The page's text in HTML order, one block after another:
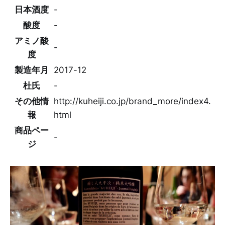
日本酒度 -
酸度
-
アミノ酸
度
-
製造年月
2017-12
杜氏
-
その他情
報
http://kuheiji.co.jp/brand_more/index4.
html
商品ペー
ジ
-